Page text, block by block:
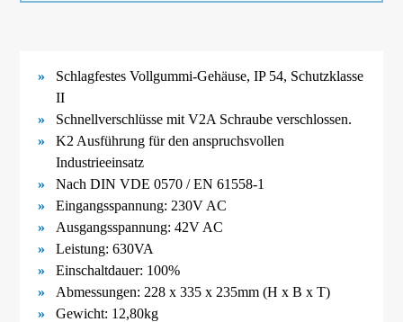
Schlagfestes Vollgummi-Gehäuse, IP 54, Schutzklasse
II
Schnellverschlüsse mit V2A Schraube verschlossen.
K2 Ausführung für den anspruchsvollen
Industrieeinsatz
Nach DIN VDE 0570 / EN 61558-1
Eingangsspannung: 230V AC
Ausgangsspannung: 42V AC
Leistung: 630VA
Einschaltdauer: 100%
Abmessungen: 228 x 335 x 235mm (H x B x T)
Gewicht: 12,80kg